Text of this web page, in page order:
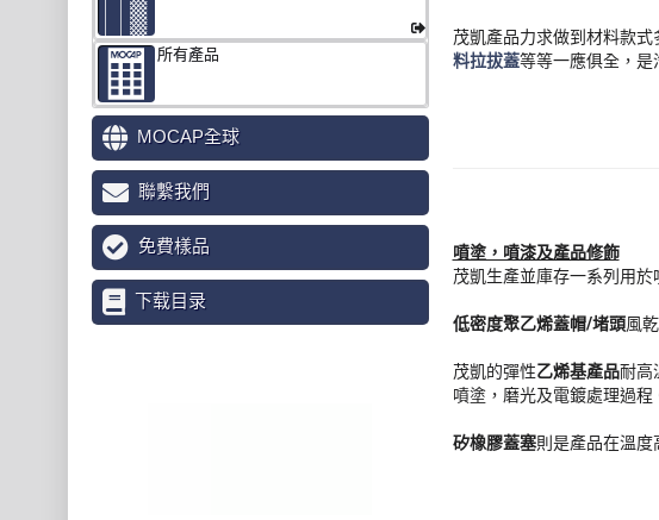
茂凱產品力求做到材料款
料拉拔蓋等等一應俱全，是
噴塗，噴漆及產品修飾
茂凱生產並庫存一系列用於
低密度聚乙烯蓋帽/堵頭風
茂凱的彈性乙烯基產品耐高
噴塗，磨光及電鍍處理過程
矽橡膠蓋塞則是產品在溫度
所有產品
MOCAP全球
聯繫我們
免費樣品
下载目录